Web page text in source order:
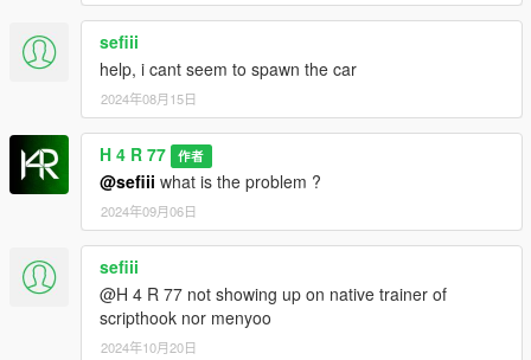
sefiii
help, i cant seem to spawn the car
2024年08月15日
H 4 R 77 作者
@sefiii what is the problem ?
2024年09月06日
sefiii
@H 4 R 77 not showing up on native trainer of
scripthook nor menyoo
2024年10月20日